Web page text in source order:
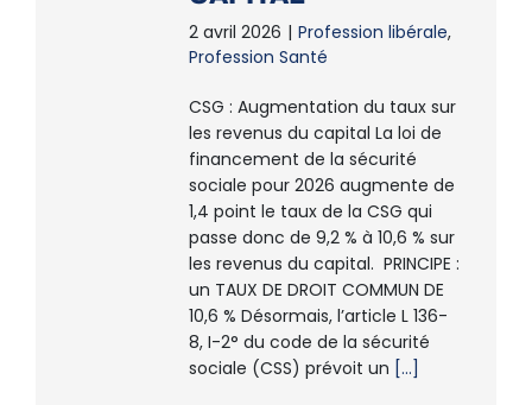
2 avril 2026 | Profession libérale,
Profession Santé
CSG : Augmentation du taux sur
les revenus du capital La loi de
financement de la sécurité
sociale pour 2026 augmente de
1,4 point le taux de la CSG qui
passe donc de 9,2 % à 10,6 % sur
les revenus du capital. PRINCIPE :
un TAUX DE DROIT COMMUN DE
10,6 % Désormais, l’article L 136-
8, I-2° du code de la sécurité
sociale (CSS) prévoit un [...]